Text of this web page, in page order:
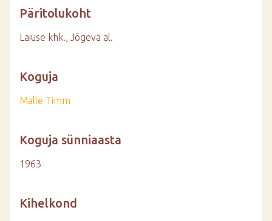
Päritolukoht
Laiuse khk., Jõgeva al.
Koguja
Malle Timm
Koguja sünniaasta
1963
Kihelkond